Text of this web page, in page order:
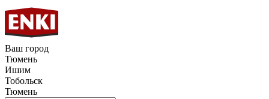
Ваш город
Тюмень
Ишим
Тобольск
Тюмень